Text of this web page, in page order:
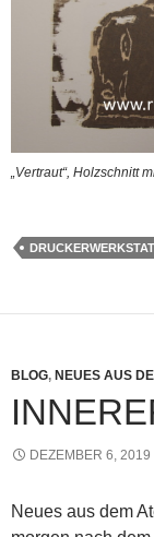
„Vertraut“, Holzschnitt
BLOG, NEUES AUS
DEZEMBER 6, 2019
Neues aus dem